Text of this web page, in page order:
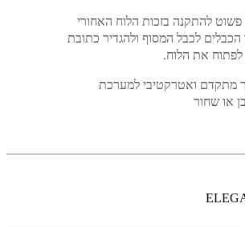
להתקנה בזכות הלוח האחורי
לכבל המסוף ולהגדיר כתובת
מתקדם ואטרקטיבי למערכת
או שחור